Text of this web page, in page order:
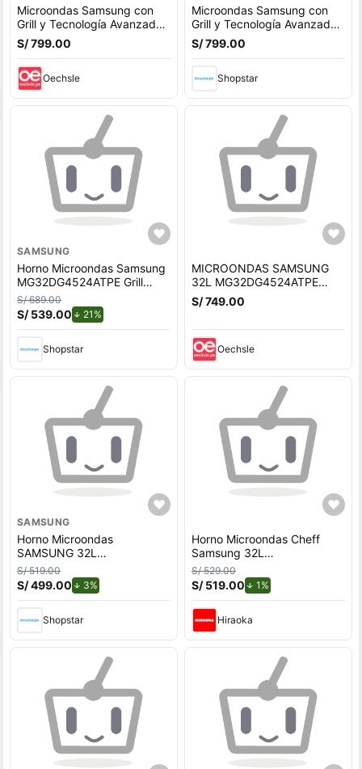
Microondas Samsung con
Grill y Tecnología Avanzada,
32L MG32DG4524ATPE
S/ 799.00
Oechsle
Microondas Samsung con
Grill y Tecnología Avanzada,
32L, Acero Inoxidable –
MG32DG4524ATPE
S/ 799.00
Shopstar
SAMSUNG
Horno Microondas Samsung
MG32DG4524ATPE Grill
Dorador 32L Negro/Gris
S/ 689.00
S/ 539.00 21%
Shopstar
MICROONDAS SAMSUNG
32L MG32DG4524ATPE
CHEF CON DORADOR
S/ 749.00
Oechsle
SAMSUNG
Horno Microondas
SAMSUNG 32L
MG32DG4524ATPE Negro
S/ 519.00
S/ 499.00 3%
Shopstar
Horno Microondas Cheff
Samsung 32L
MG32DG4524ATPE con
Dorador
S/ 529.00
S/ 519.00 1%de descuento.
Hiraoka